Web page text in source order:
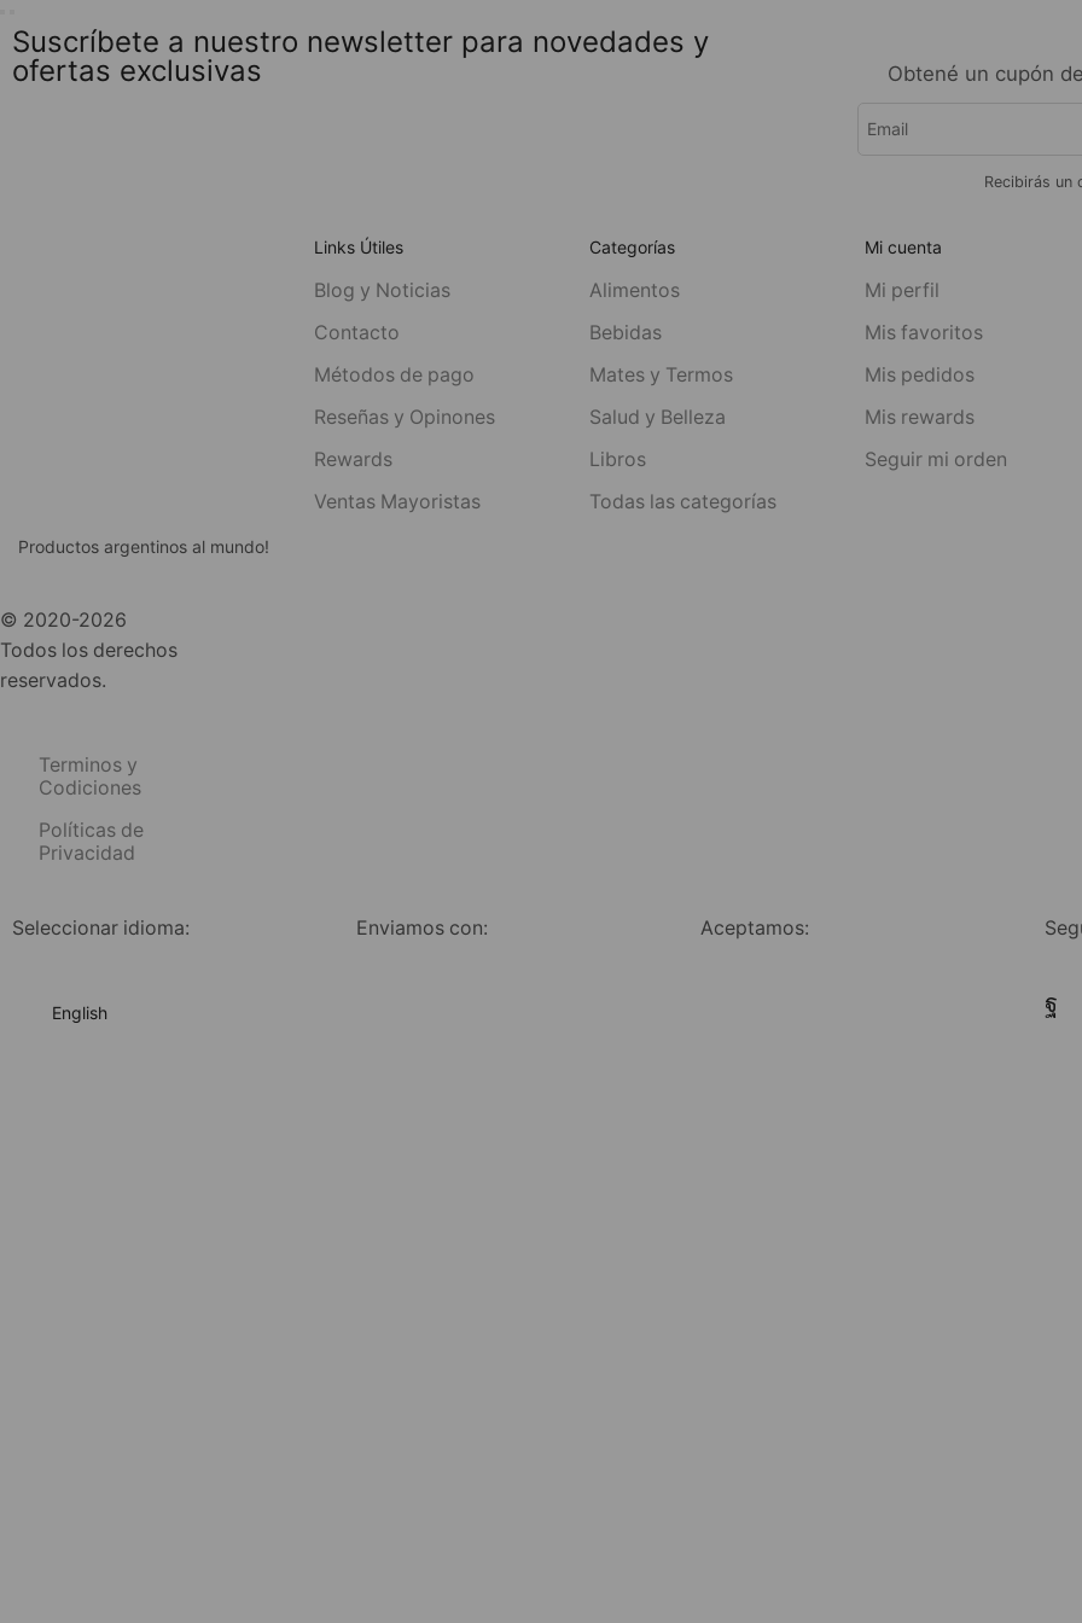
Suscríbete a nuestro newsletter para novedades y
ofertas exclusivas
Obtené un cupón
Recibirás un
Productos argentinos al mundo!
© 2020-2026
Todos los derechos
reservados.
Terminos y
Codiciones
Políticas de
Privacidad
Links Útiles
Blog y Noticias
Contacto
Métodos de pago
Reseñas y Opinones
Rewards
Ventas Mayoristas
Categorías
Alimentos
Bebidas
Mates y Termos
Salud y Belleza
Libros
Todas las categorías
Mi cuenta
Mi perfil
Mis favoritos
Mis pedidos
Mis rewards
Seguir mi orden
Seleccionar idioma:
English
Enviamos con: Aceptamos: